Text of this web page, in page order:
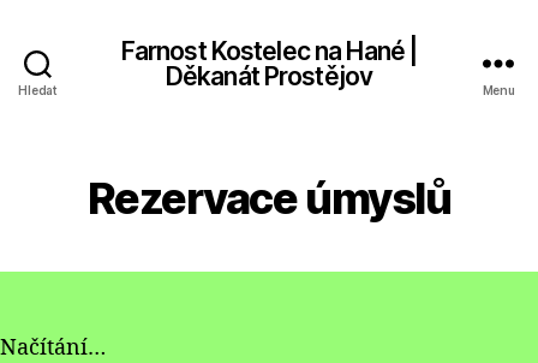
Hledat
Farnost Kostelec na Hané |
Děkanát Prostějov
Menu
Rezervace úmyslů
Načítání…